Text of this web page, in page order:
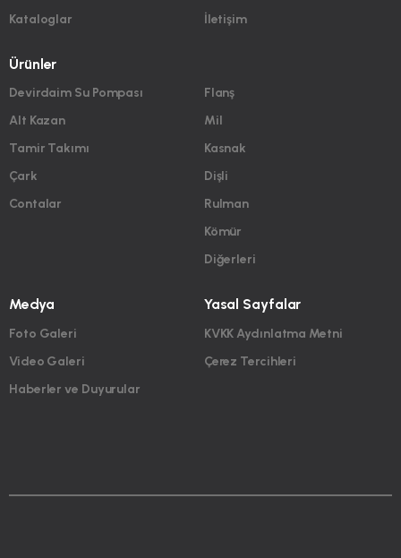
Kataloglar
İletişim
Ürünler
Devirdaim Su Pompası
Alt Kazan
Tamir Takımı
Çark
Contalar
Flanş
Mil
Kasnak
Dişli
Rulman
Kömür
Diğerleri
Medya
Foto Galeri
Video Galeri
Haberler ve Duyurular
Yasal Sayfalar
KVKK Aydınlatma Metni
Çerez Tercihleri